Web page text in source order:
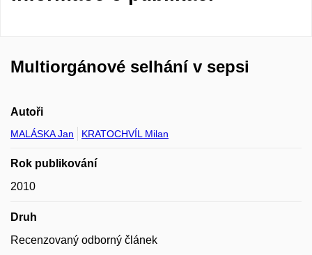
Multiorgánové selhání v sepsi
Autoři
MALÁSKA Jan KRATOCHVÍL Milan
Rok publikování
2010
Druh
Recenzovaný odborný článek